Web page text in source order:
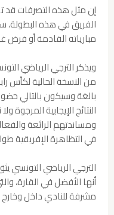
إن مثل هذه التصرفات
الفريق في هذه البطولة،
مبارياته القادمة أو فرض
ويذكر الترجي الرياضي
من النسخة الحالية لكأس
بالغة وسيكون بالتالي
النتائج الإيجابية المرجوة
ومساندتهم الرائعة
في التظاهرة الإفريقية
الترجي الرياضي التونسي
أنها الأفضل في القارة،
مشرفة للنادي داخل